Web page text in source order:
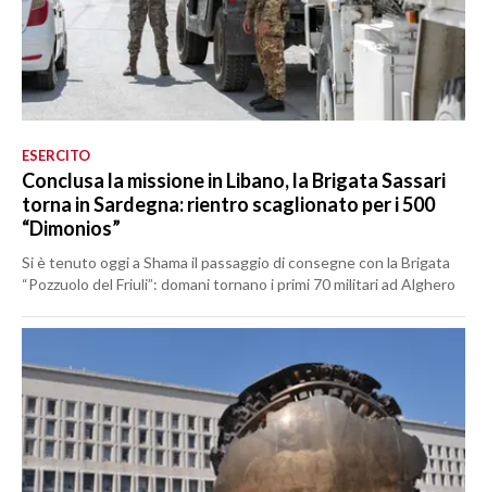
ESERCITO
Conclusa la missione in Libano, la Brigata Sassari
torna in Sardegna: rientro scaglionato per i 500
“Dimonios”
Si è tenuto oggi a Shama il passaggio di consegne con la Brigata
“Pozzuolo del Friuli”: domani tornano i primi 70 militari ad Alghero